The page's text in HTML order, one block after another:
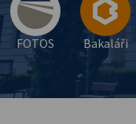
FOTOS Bakaláři